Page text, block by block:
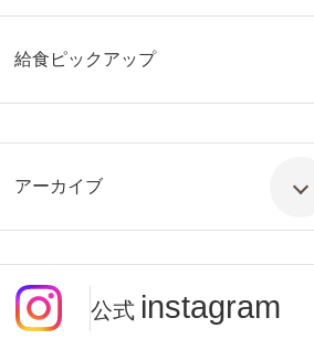
給食ピックアップ
アーカイブ
公式 instagram